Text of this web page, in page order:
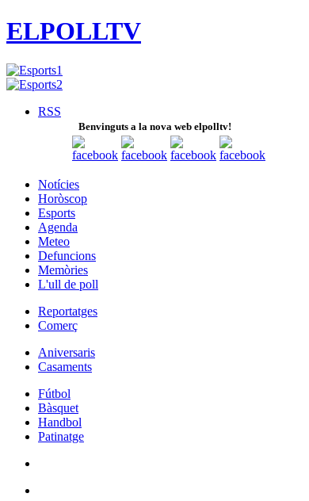
ELPOLLTV
RSS
Benvinguts a la nova web elpolltv!
Notícies
Horòscop
Esports
Agenda
Meteo
Defuncions
Memòries
L'ull de poll
Reportatges
Comerç
Aniversaris
Casaments
Fútbol
Bàsquet
Handbol
Patinatge